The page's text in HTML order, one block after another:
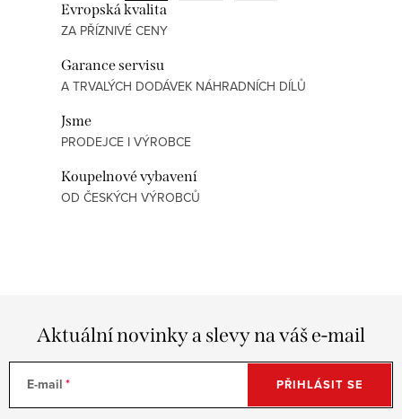
Evropská kvalita
ZA PŘÍZNIVÉ CENY
Garance servisu
A TRVALÝCH DODÁVEK NÁHRADNÍCH DÍLŮ
Jsme
PRODEJCE I VÝROBCE
Koupelnové vybavení
OD ČESKÝCH VÝROBCŮ
Aktuální novinky a slevy na váš e-mail
E-mail PŘIHLÁSIT SE